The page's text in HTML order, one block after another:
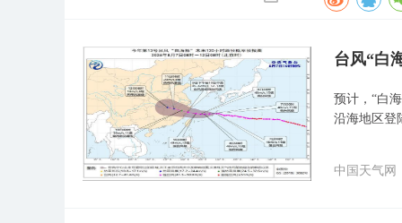
台风“白
预计，“白
沿海地区登
中国天气网